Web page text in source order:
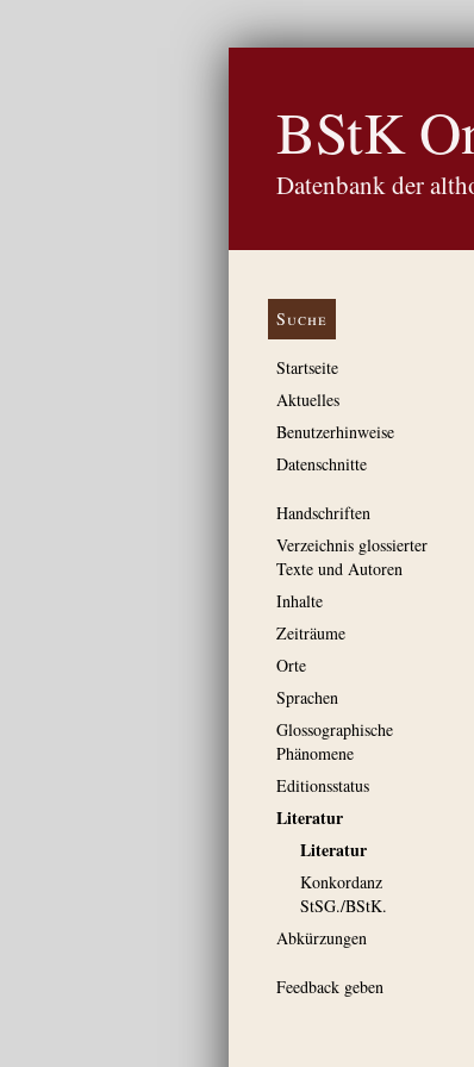
BStK
Datenbank der
Suche
Startseite
Aktuelles
Benutzerhinweise
Datenschnitte
Handschriften
Verzeichnis glossierter
Texte und Autoren
Inhalte
Zeiträume
Orte
Sprachen
Glossographische
Phänomene
Editionsstatus
Literatur
Literatur
Konkordanz
StSG./BStK.
Abkürzungen
Feedback geben